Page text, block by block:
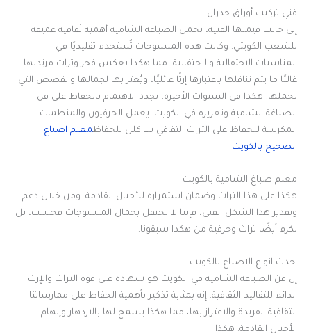
فني تركيب أوراق جدران
إلى جانب قيمتها الفنية، تحمل الصباغة الشامية أهمية ثقافية عميقة
للشعب الكويتي. وكانت هذه المنسوجات تُستخدم تقليديًا في
المناسبات الاحتفالية والاحتفالية، مما هكذا يعكس فخر وتراث مرتديها.
غالبًا ما يتم تناقلها باعتبارها إرثًا عائليًا، ويُعتز بها لجمالها والقصص التي
تحملها. هكذا في السنوات الأخيرة، تجدد الاهتمام بالحفاظ على فن
الصباغة الشامية وتعزيزه في الكويت. يعمل الحرفيون والمنظمات
المكرسة للحفاظ على التراث الثقافي بلا كلل للحفاظمعلم اصباغ
الضجيج بالكويت
معلم صباغ الشامية بالكويت
هكذا على هذا التراث وضمان استمراره للأجيال القادمة. ومن خلال دعم
وتقدير هذا الشكل الفني، فإننا لا نحتفل بجمال المنسوجات فحسب، بل
نكرم أيضًا تراث وحرفية من هكذا سبقونا.
احدث انواع الاصباغ بالكويت
إن فن الصباغة الشامية في الكويت هو شهادة على قوة التراث والإرث
الدائم للتقاليد الثقافية. إنه بمثابة تذكير بأهمية الحفاظ على ممارساتنا
الثقافية الفريدة والاعتزاز بها، مما هكذا يسمح لها بالازدهار وإلهام
الأجيال القادمة. هكذا